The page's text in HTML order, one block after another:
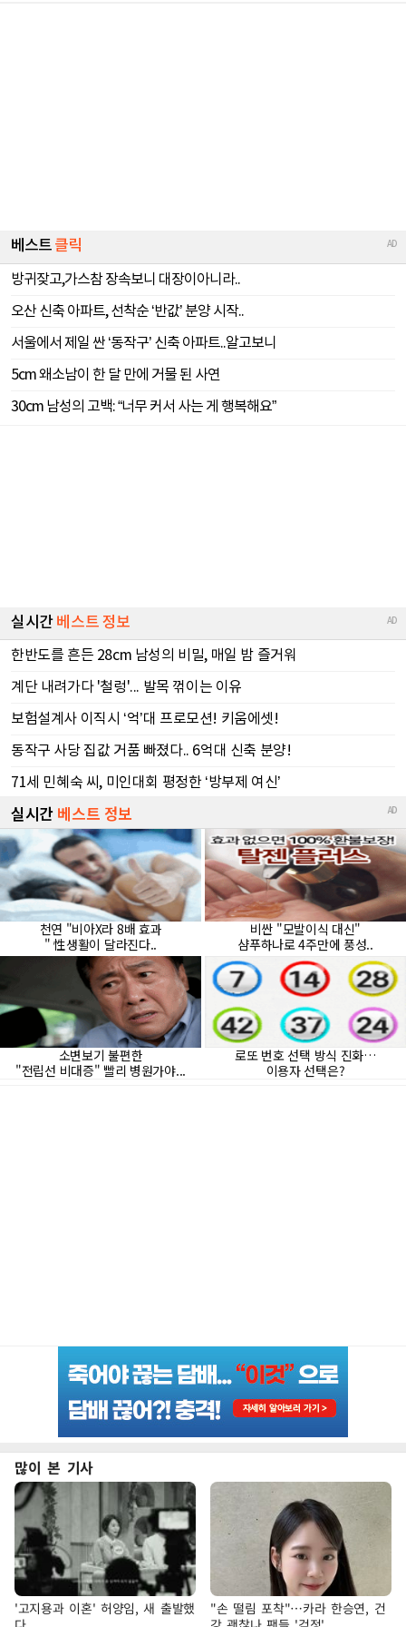
많이 본 기사
'고지용과 이혼' 허양임, 새 출발했
"손 떨림 포착"…카라 한승연, 건